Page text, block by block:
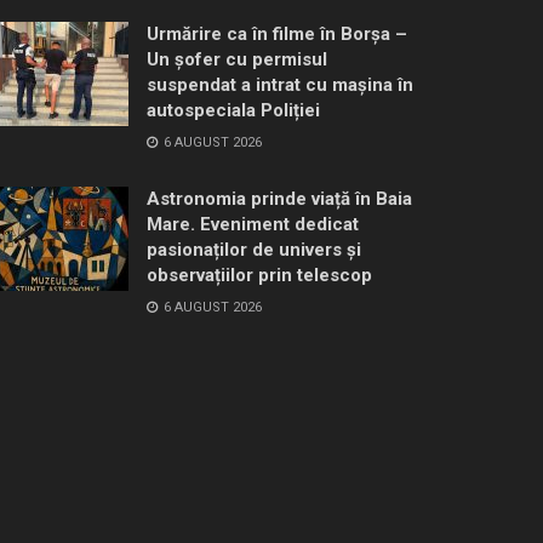
Urmărire ca în filme în Borșa –
Un șofer cu permisul
suspendat a intrat cu mașina în
autospeciala Poliției
6 AUGUST 2026
Astronomia prinde viață în Baia
Mare. Eveniment dedicat
pasionaților de univers și
observațiilor prin telescop
6 AUGUST 2026